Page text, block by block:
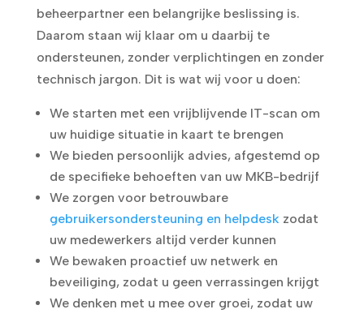
beheerpartner een belangrijke beslissing is.
Daarom staan wij klaar om u daarbij te
ondersteunen, zonder verplichtingen en zonder
technisch jargon. Dit is wat wij voor u doen:
We starten met een vrijblijvende IT-scan om
uw huidige situatie in kaart te brengen
We bieden persoonlijk advies, afgestemd op
de specifieke behoeften van uw MKB-bedrijf
We zorgen voor betrouwbare
gebruikersondersteuning en helpdesk zodat
uw medewerkers altijd verder kunnen
We bewaken proactief uw netwerk en
beveiliging, zodat u geen verrassingen krijgt
We denken met u mee over groei, zodat uw